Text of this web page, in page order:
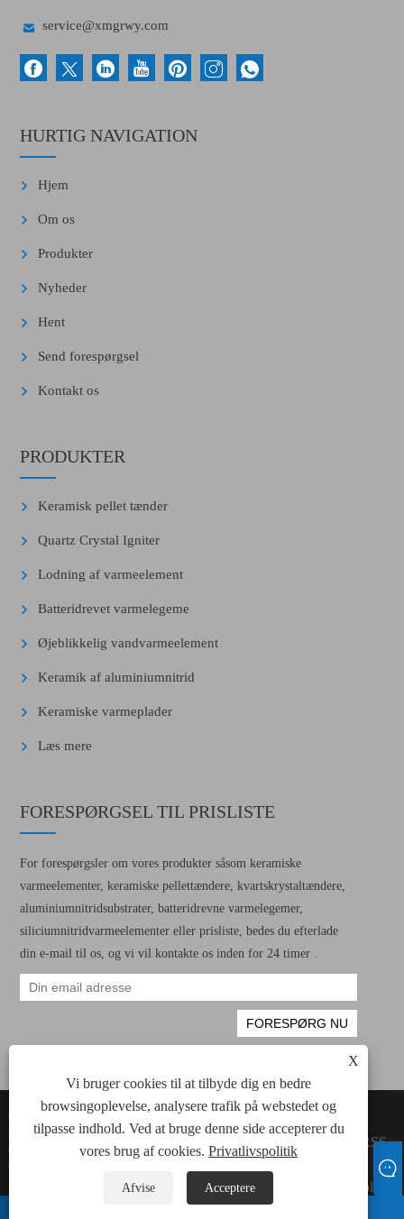
X
Vi bruger cookies til at tilbyde dig en bedre
browsingoplevelse, analysere trafik på webstedet og
tilpasse indhold. Ved at bruge denne side accepterer du
vores brug af cookies.Privatlivspolitik
Afvise Acceptere
 service@xmgrwy.com
HURTIG NAVIGATION
Hjem
Om os
Produkter
Nyheder
Hent
Send forespørgsel
Kontakt os
PRODUKTER
Keramisk pellet tænder
Quartz Crystal Igniter
Lodning af varmeelement
Batteridrevet varmelegeme
Øjeblikkelig vandvarmeelement
Keramik af aluminiumnitrid
Keramiske varmeplader
Læs mere
FORESPØRGSEL TIL PRISLISTE
For forespørgsler om vores produkter såsom keramiske
varmeelementer, keramiske pellettændere, kvartskrystaltændere,
aluminiumnitridsubstrater, batteridrevne varmelegemer,
siliciumnitridvarmeelementer eller prisliste, bedes du efterlade
din e-mail til os, og vi vil kontakte os inden for 24 timer .
Copyright © 2022 Xiamen Green Way
Electronic Technology Co., Ltd. Alle keramiske
opvarmningselementer, keramiske pellet -
antændere rettigheder forbeholdes.
RSS
Privatlivspolitik